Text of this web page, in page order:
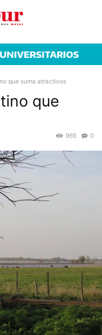
que suma atractivos
que
0
965